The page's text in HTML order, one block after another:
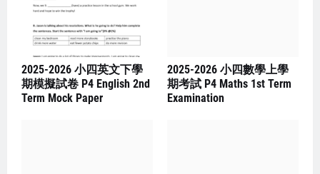
2025-2026 小四英文下學
期模擬試卷 P4 English 2nd
Term Mock Paper
2025-2026 小四數學上學
期考試 P4 Maths 1st Term
Examination